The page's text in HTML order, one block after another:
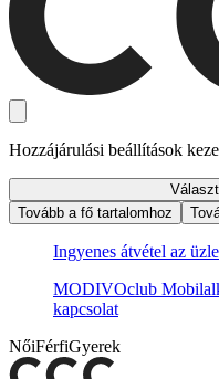
Hozzájárulási beállítások
Tovább a fő tartalomhoz
Ingyenes átvétel az
MODIVOclub
kapcsolat
NőiFérfiGyerek